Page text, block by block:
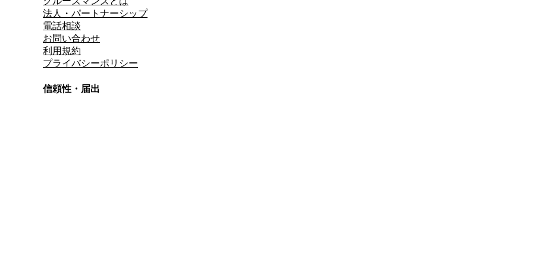
法人・パートナーシップ
電話相談
お問い合わせ
利用規約
プライバシーポリシー
信頼性・届出